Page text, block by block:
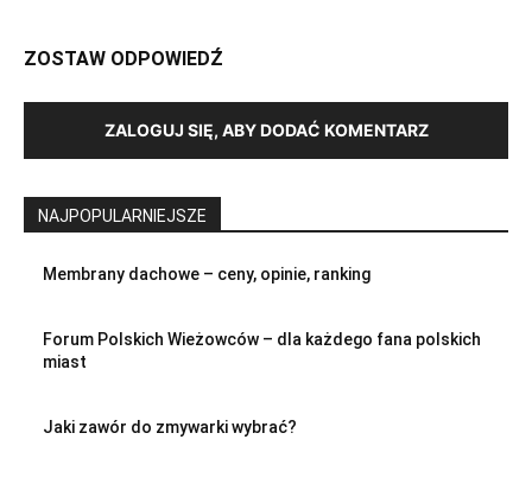
ZOSTAW ODPOWIEDŹ
ZALOGUJ SIĘ, ABY DODAĆ KOMENTARZ
NAJPOPULARNIEJSZE
Membrany dachowe – ceny, opinie, ranking
Forum Polskich Wieżowców – dla każdego fana polskich
miast
Jaki zawór do zmywarki wybrać?